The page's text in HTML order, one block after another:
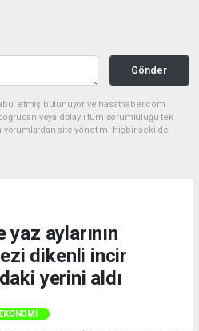
Gönder
etmiş bulunuyor ve hasathaber.com
veya dolaylı tüm sorumluluğu tek
yorumlardan site yönetimi hiçbir şekilde
yaz aylarının
dikenli incir
yerini aldı
EKONOMI